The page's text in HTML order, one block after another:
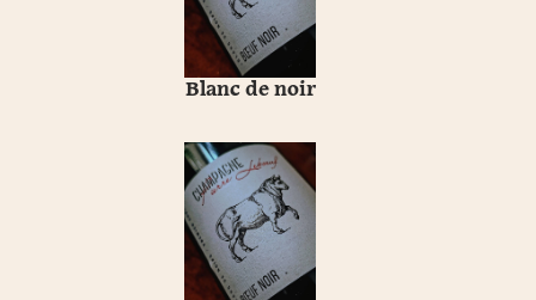
Blanc de noir